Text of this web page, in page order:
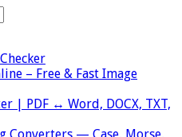
– Free & Fast Image
| PDF ↔ Word, DOCX, TXT,